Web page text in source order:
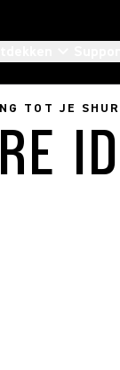
TOT JE
ID